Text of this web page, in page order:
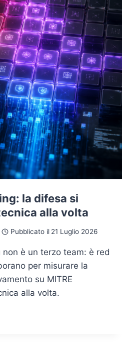
la difesa si
alla volta
Pubblicato il 21 Luglio 2026
non è un terzo team: è red
per misurare la
su MITRE
alla volta.